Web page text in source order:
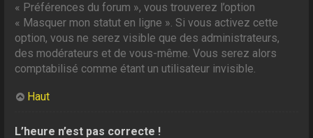
« Préférences du forum », vous trouverez l’option
« Masquer mon statut en ligne ». Si vous activez cette
option, vous ne serez visible que des administrateurs,
des modérateurs et de vous-même. Vous serez alors
comptabilisé comme étant un utilisateur invisible.
Haut
L’heure n’est pas correcte !